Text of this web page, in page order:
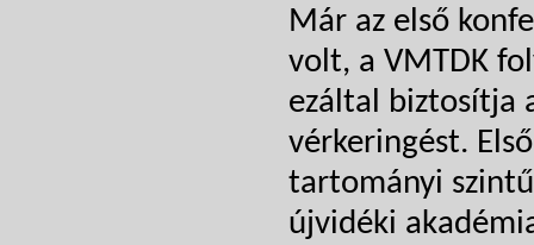
Már az első
volt, a VMTDK
ezáltal biztosítja
vérkeringést.
tartományi szintű
újvidéki